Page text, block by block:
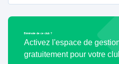
Bénévole de ce club ?
Activez l'espace de
gratuitement pour votre